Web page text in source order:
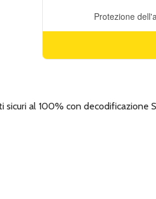
sicuri al 100% con decodificazione